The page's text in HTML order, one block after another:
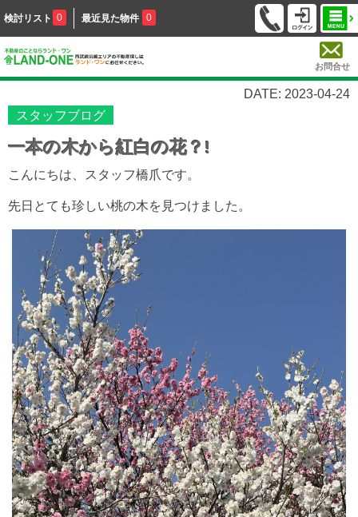
検討リスト 0 最近見た物件 0
お問合せ
DATE: 2023-04-24
スタッフブログ
一本の木から紅白の花？!
こんにちは、スタッフ橋爪です。
先日とても珍しい桃の木を見つけました。